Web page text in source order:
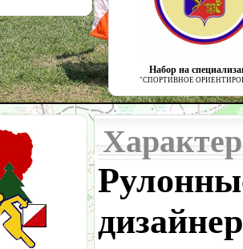
Набор на
"СПОРТИВНОЕ